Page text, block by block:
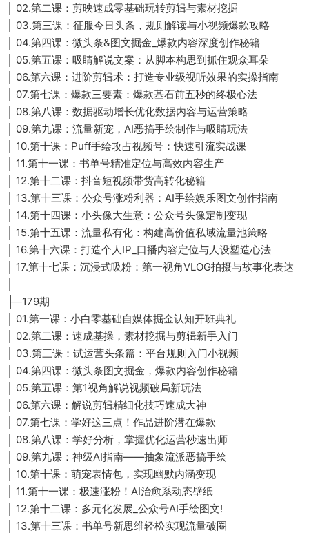
│ 02.第二课：剪映速成零基础玩转剪辑与素材挖掘
│ 03.第三课：征服今日头条，规则解读与小视频爆款攻略
│ 04.第四课：微头条&图文掘金_爆款内容深度创作秘籍
│ 05.第五课：吸睛解说文案：从脚本构思到抓住观众耳朵
│ 06.第六课：进阶剪辑术：打造专业级视听效果的实操指南
│ 07.第七课：爆款三要素：爆款基石前五秒的终极心法
│ 08.第八课：数据驱动增长优化数据内容与运营策略
│ 09.第九课：流量新宠，AI恶搞手绘制作与吸睛玩法
│ 10.第十课：Puff手绘攻占视频号：快速引流实战课
│ 11.第十一课：书单号精准定位与高效内容生产
│ 12.第十二课：抖音短视频带货高转化秘籍
│ 13.第十三课：公众号涨粉利器：AI手绘娱乐图文创作指南
│ 14.第十四课：小头像大生意：公众号头像定制变现
│ 15.第十五课：流量私有化：构建高价值私域流量池策略
│ 16.第十六课：打造个人IP_口播内容定位与人设塑造心法
│ 17.第十七课：沉浸式吸粉：第一视角VLOG拍摄与故事化表达
├─179期
│ 01.第一课：小白零基础自媒体掘金认知开班典礼
│ 02.第二课：速成基操，素材挖掘与剪辑新手入门
│ 03.第三课：试运营头条篇：平台规则入门小视频
│ 04.第四课：微头条图文掘金，爆款内容创作秘籍
│ 05.第五课：第1视角解说视频破局新玩法
│ 06.第六课：解说剪辑精细化技巧速成大神
│ 07.第七课：学好这三点！作品进阶潜在爆款
│ 08.第八课：学好分析，掌握优化运营秒速出师
│ 09.第九课：神级AI指南——抽象流派恶搞手绘
│ 10.第十课：萌宠表情包，实现幽默内涵变现
│ 11.第十一课：极速涨粉！AI治愈系动态壁纸
│ 12.第十二课：多元化发展_公众号AI手绘图文!
│ 13.第十三课：书单号新思维轻松实现流量破圈